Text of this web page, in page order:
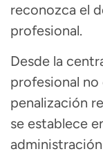
reconozca el
profesional.
Desde la
profesional no
penalización
se establece